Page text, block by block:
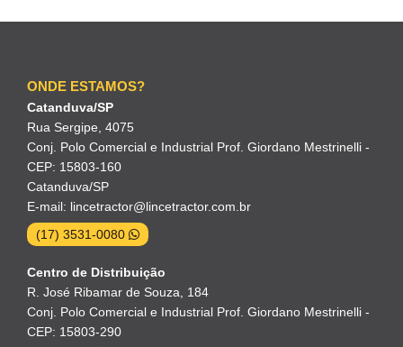
ONDE ESTAMOS?
Catanduva/SP
Rua Sergipe, 4075
Conj. Polo Comercial e Industrial Prof. Giordano Mestrinelli -
CEP: 15803-160
Catanduva/SP
E-mail: lincetractor@lincetractor.com.br
(17) 3531-0080
Centro de Distribuição
R. José Ribamar de Souza, 184
Conj. Polo Comercial e Industrial Prof. Giordano Mestrinelli -
CEP: 15803-290